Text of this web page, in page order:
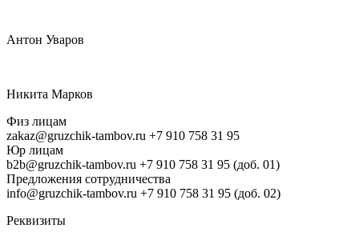
Антон Уваров
Никита Марков
Физ лицам
zakaz@gruzchik-tambov.ru +7 910 758 31 95
Юр лицам
b2b@gruzchik-tambov.ru +7 910 758 31 95 (доб. 01)
Предложения сотрудничества
info@gruzchik-tambov.ru +7 910 758 31 95 (доб. 02)
Реквизиты